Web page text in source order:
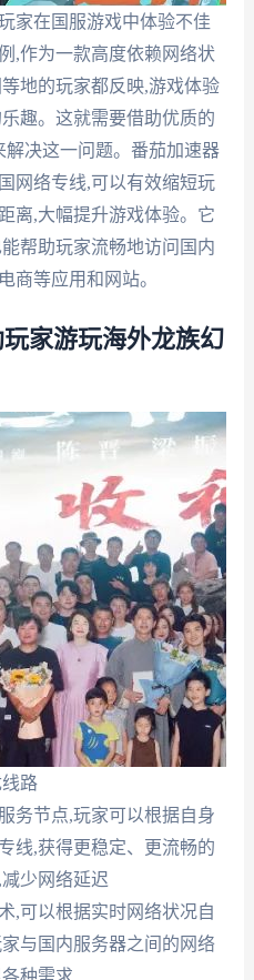
家在国服游戏中体验不佳
,作为一款高度依赖网络状
地的玩家都反映,游戏体验
趣。这就需要借助优质的
解决这一问题。番茄加速器
网络专线,可以有效缩短玩
离,大幅提升游戏体验。它
帮助玩家流畅地访问国内
商等应用和网站。
家游玩海外龙族幻
路
务节点,玩家可以根据自身
线,获得更稳定、更流畅的
少网络延迟
,可以根据实时网络状况自
与国内服务器之间的网络